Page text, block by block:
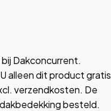
Dakconcurrent.
alleen dit product gratis
verzendkosten. De
besteld.